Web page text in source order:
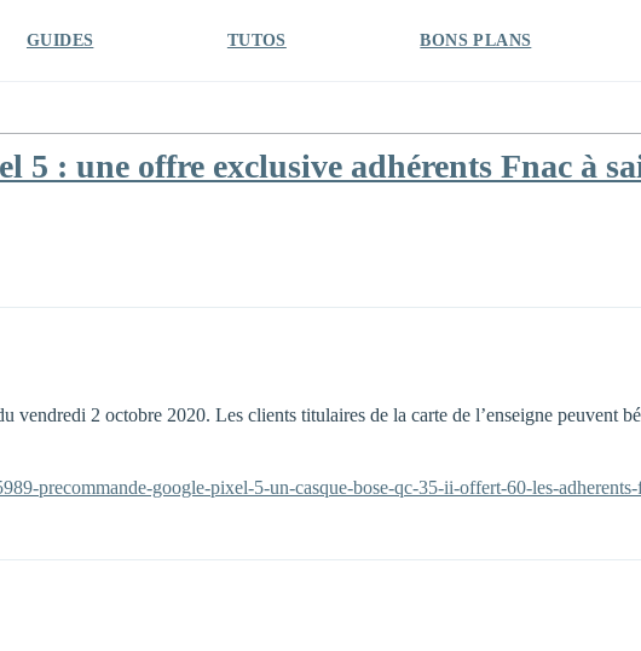
GUIDES TUTOS BONS PLANS
5 : une offre exclusive adhérents Fnac à
vendredi 2 octobre 2020. Les clients titulaires de la carte de l’enseigne peuvent
precommande-google-pixel-5-un-casque-bose-qc-35-ii-offert-60-les-